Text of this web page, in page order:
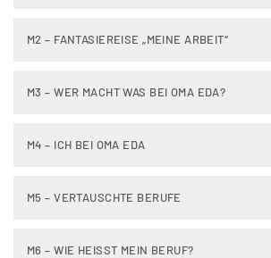
M2 – FANTASIEREISE „MEINE ARBEIT“
M3 – WER MACHT WAS BEI OMA EDA?
M4 – ICH BEI OMA EDA
M5 – VERTAUSCHTE BERUFE
M6 – WIE HEISST MEIN BERUF?